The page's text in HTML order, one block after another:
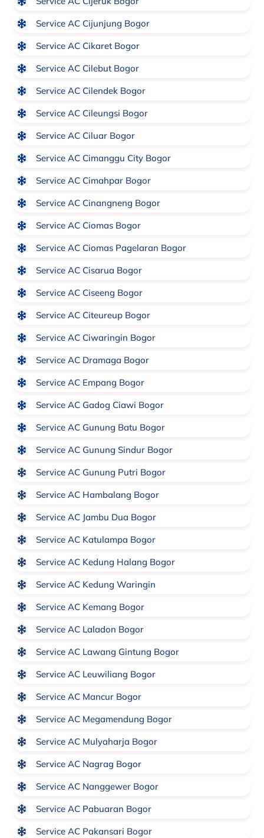
Service AC Cijunjung Bogor
Service AC Cikaret Bogor
Service AC Cilebut Bogor
Service AC Cilendek Bogor
Service AC Cileungsi Bogor
Service AC Ciluar Bogor
Service AC Cimanggu City Bogor
Service AC Cimahpar Bogor
Service AC Cinangneng Bogor
Service AC Ciomas Bogor
Service AC Ciomas Pagelaran Bogor
Service AC Cisarua Bogor
Service AC Ciseeng Bogor
Service AC Citeureup Bogor
Service AC Ciwaringin Bogor
Service AC Dramaga Bogor
Service AC Empang Bogor
Service AC Gadog Ciawi Bogor
Service AC Gunung Batu Bogor
Service AC Gunung Sindur Bogor
Service AC Gunung Putri Bogor
Service AC Hambalang Bogor
Service AC Jambu Dua Bogor
Service AC Katulampa Bogor
Service AC Kedung Halang Bogor
Service AC Kedung Waringin
Service AC Kemang Bogor
Service AC Laladon Bogor
Service AC Lawang Gintung Bogor
Service AC Leuwiliang Bogor
Service AC Mancur Bogor
Service AC Megamendung Bogor
Service AC Mulyaharja Bogor
Service AC Nagrag Bogor
Service AC Nanggewer Bogor
Service AC Pabuaran Bogor
Service AC Pakansari Bogor